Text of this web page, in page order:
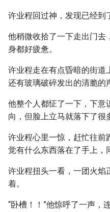
许业程回过神，发现已经到
他稍微收拾了一下走出门去
身都好疲惫。
许业程走在有点昏暗的街道
还有玻璃破碎发出的清脆的
他整个人都怔了一下，下意
向，但脸上立马就落下了很
许业程心里一惊，赶忙往前
觉有什么东西落在了手上，
许业程扭头一看，一团火焰
着。
“卧槽！！”他惊呼了一声，